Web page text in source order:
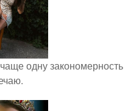
одну закономерность